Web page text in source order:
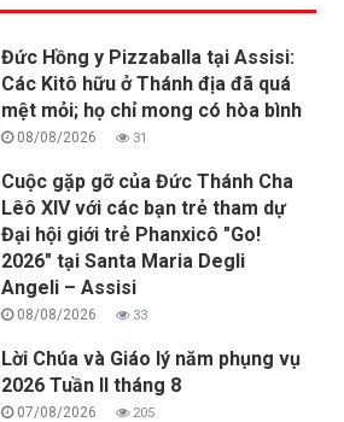
Đức Hồng y Pizzaballa tại Assisi:
Các Kitô hữu ở Thánh địa đã quá
mệt mỏi; họ chỉ mong có hòa bình
08/08/2026 31
Cuộc gặp gỡ của Đức Thánh Cha
Lêô XIV với các bạn trẻ tham dự
Đại hội giới trẻ Phanxicô "Go!
2026" tại Santa Maria Degli
Angeli – Assisi
08/08/2026 33
Lời Chúa và Giáo lý năm phụng vụ
2026 Tuần II tháng 8
07/08/2026 205